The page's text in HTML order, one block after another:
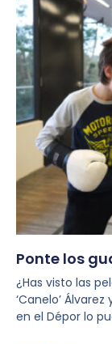
Ponte los
¿Has visto las
‘Canelo’
en el Dépor lo